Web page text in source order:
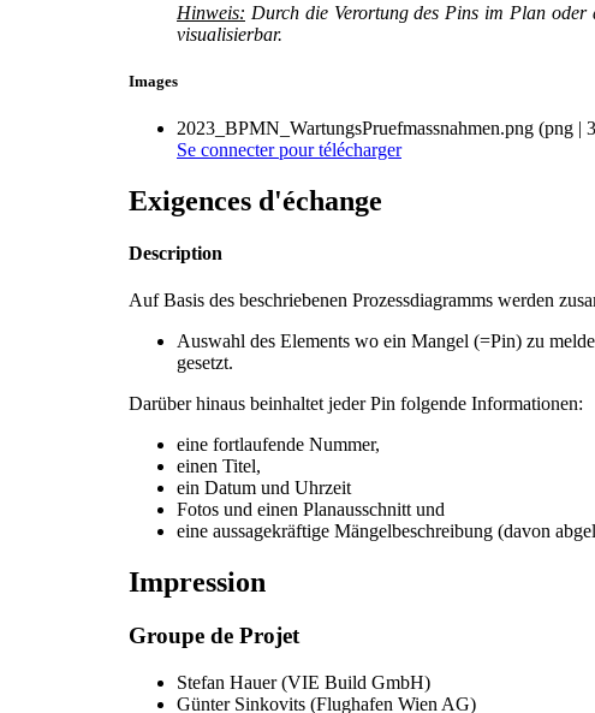
Hinweis: Durch die Verortung des Pins im Plan
visualisierbar.
Images
2023_BPMN_WartungsPruefmassnahmen.png (png |
Se connecterpour télécharger
Exigences d'échange
Description
Auf Basis des beschriebenen Prozessdiagramms werden
Auswahl des Elements wo ein Mangel (=Pin) zu
gesetzt.
Darüber hinaus beinhaltet jeder Pin folgende Informationen:
eine fortlaufende Nummer,
einen Titel,
ein Datum und Uhrzeit
Fotos und einen Planausschnitt und
eine aussagekräftige Mängelbeschreibung (davon
Impression
Groupe de Projet
Stefan Hauer (VIE Build GmbH)
Günter Sinkovits (Flughafen Wien AG)